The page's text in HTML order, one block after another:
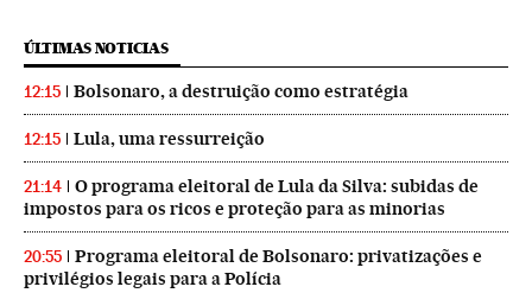
ÚLTIMAS NOTICIAS
12:15 Bolsonaro, a destruição como estratégia
12:15 Lula, uma ressurreição
21:14
O programa eleitoral de Lula da Silva: subidas de
impostos para os ricos e proteção para as minorias
20:55
Programa eleitoral de Bolsonaro: privatizações e
privilégios legais para a Polícia